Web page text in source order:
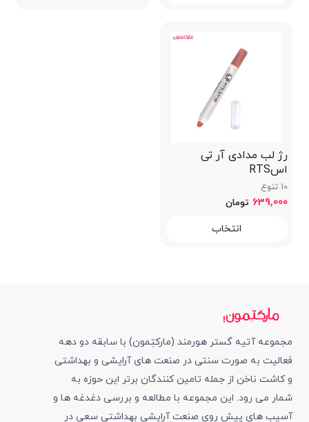
رژ لب مدادی آر تی
اسRTS
10 تنوع
639,000 تومان
انتخاب
مجموعه آتیه گستر هورمند (مارکتِمون) با سابقه دو دهه
فعالیت به صورت سنتی در صنعت های آرایشی و بهداشتی
و کاشت ناخن از جمله تامین کنندگان برتر این حوزه به
شمار می رود. این مجموعه با مطالعه و بررسی دغدغه ها و
آسیب های پیش روی صنعت آرایشی بهداشتی سعی در